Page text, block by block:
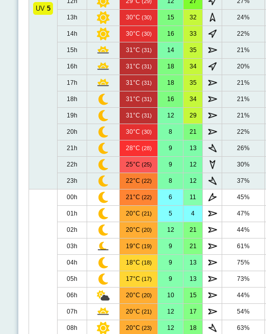
UV 5
13h 30°C (30) 15 32 24%
14h 30°C (30) 16 33 22%
15h 31°C (31) 14 35 21%
16h 31°C (31) 18 34 20%
17h 31°C (31) 18 35 21%
18h 31°C (31) 16 34 21%
19h 31°C (31) 12 29 21%
20h 30°C (30) 8 21 22%
21h 28°C (28) 9 13 26%
22h 25°C (25) 9 12 30%
23h 22°C (22) 8 12 37%
00h 21°C (22) 6 11 45%
01h 20°C (21) 5 4 47%
02h 20°C (20) 12 21 44%
03h 19°C (19) 9 21 61%
04h 18°C (18) 9 13 75%
05h 17°C (17) 9 13 73%
06h 20°C (20) 10 15 44%
07h 20°C (21) 12 17 54%
08h 20°C (23) 12 18 63%